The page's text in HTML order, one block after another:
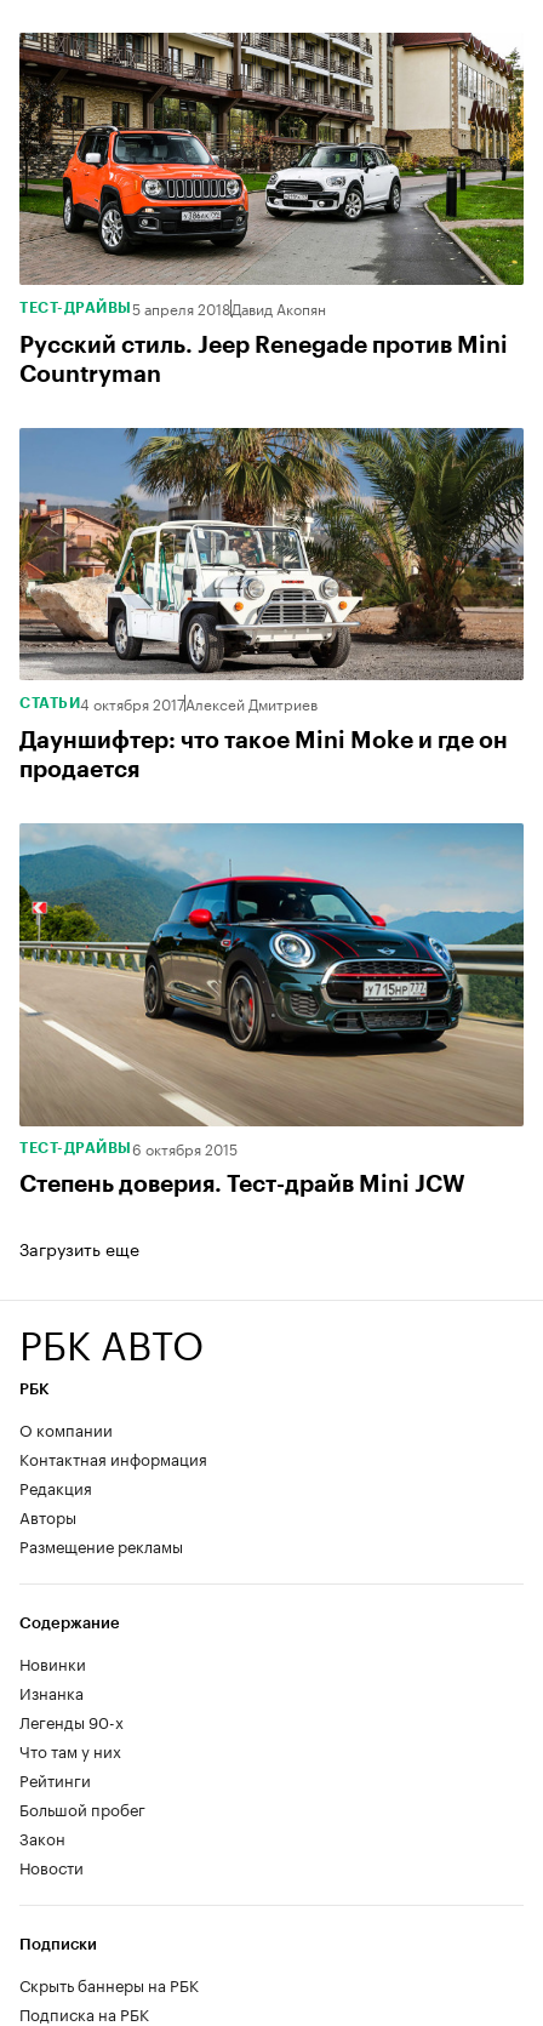
ТЕСТ-ДРАЙВЫ 5 апреля 2018Давид Акопян
Русский стиль. Jeep Renegade против Mini
Countryman
СТАТЬИ4 октября 2017Алексей Дмитриев
Дауншифтер: что такое Mini Moke и где он
продается
ТЕСТ-ДРАЙВЫ 6 октября 2015
Степень доверия. Тест-драйв Mini JCW
Загрузить еще
РБК АВТО
РБК
О компании
Контактная информация
Редакция
Авторы
Размещение рекламы
Содержание
Новинки
Изнанка
Легенды 90-х
Что там у них
Рейтинги
Большой пробег
Закон
Новости
Подписки
Скрыть баннеры на РБК
Подписка на РБК